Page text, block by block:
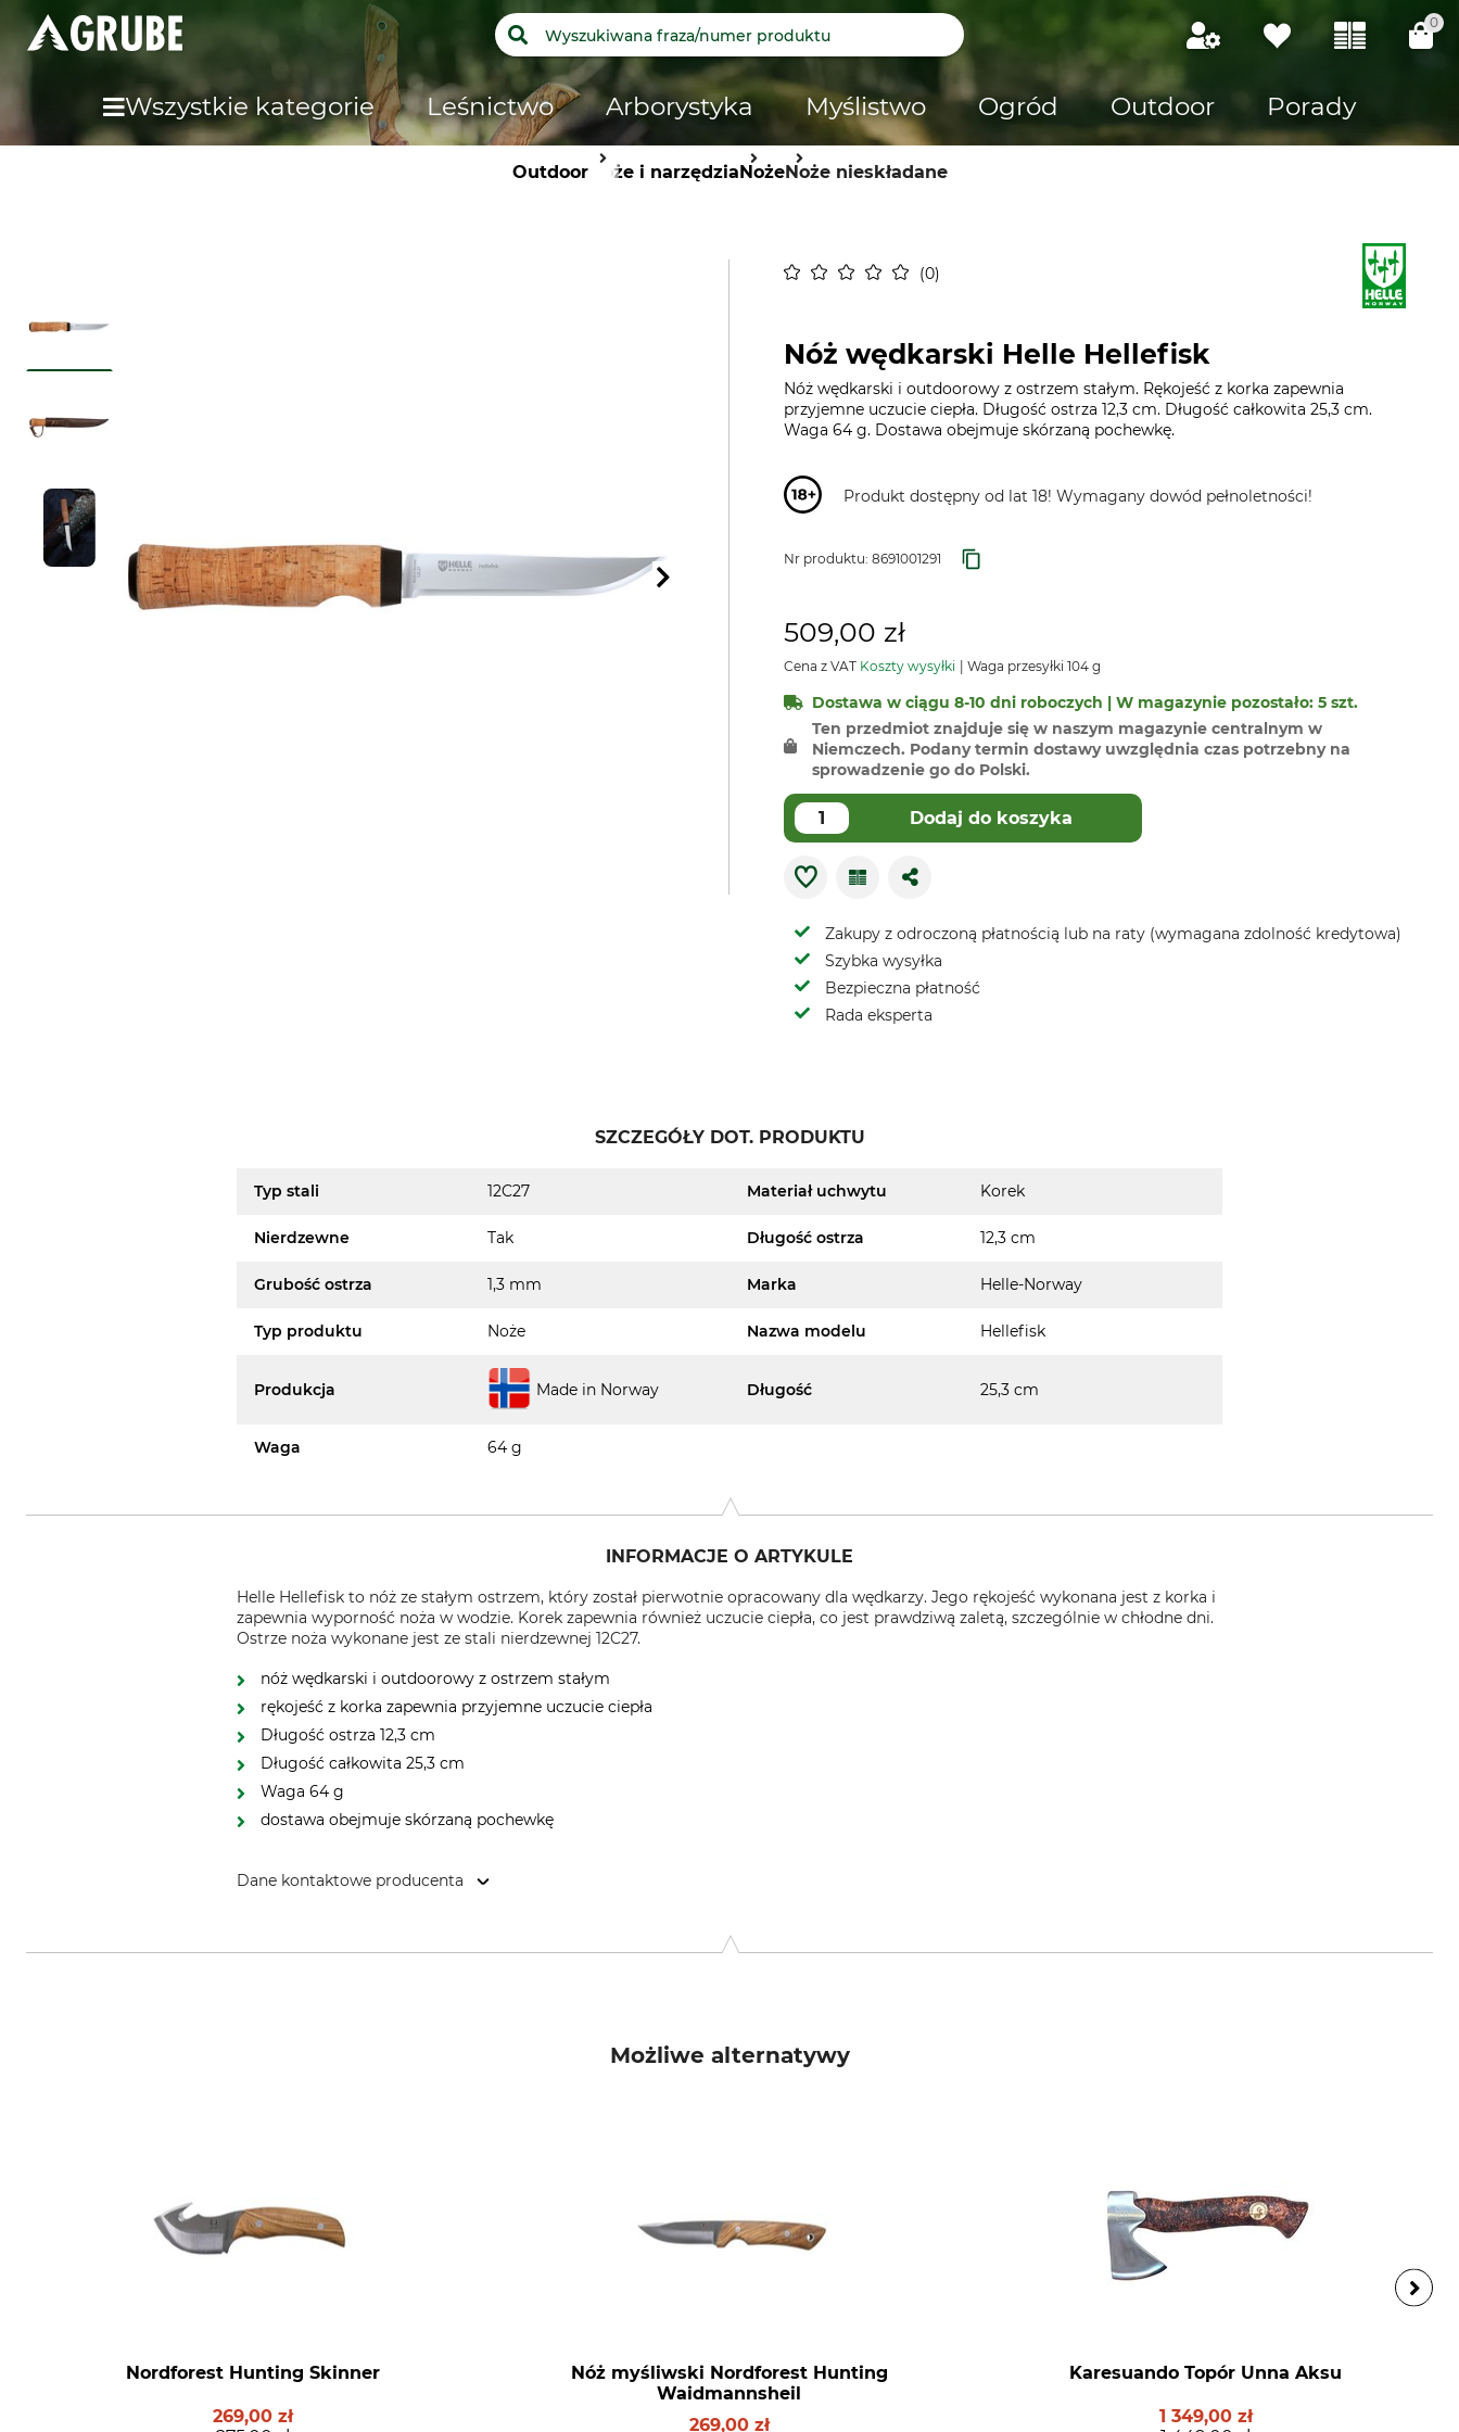
0
Wszystkie kategorie Leśnictwo Arborystyka Myślistwo Ogród Outdoor Porady
OutdoorNoże i narzędziaNożeNoże nieskładane
0
Nóż wędkarski Helle Hellefisk
Nóż wędkarski i outdoorowy z ostrzem stałym. Rękojeść z korka zapewnia
przyjemne uczucie ciepła. Długość ostrza 12,3 cm. Długość całkowita 25,3 cm.
Waga 64 g. Dostawa obejmuje skórzaną pochewkę.
Produkt dostępny od lat 18! Wymagany dowód pełnoletności!
Nr produktu: 8691001291
509,00 zł
Cena z VAT Koszty wysyłki Waga przesyłki 104 g
Dostawa w ciągu 8-10 dni roboczych | W magazynie pozostało: 5 szt.
Ten przedmiot znajduje się w naszym magazynie centralnym w
Niemczech. Podany termin dostawy uwzględnia czas potrzebny na
sprowadzenie go do Polski.
Dodaj do koszyka
Zakupy z odroczoną płatnością lub na raty (wymagana zdolność kredytowa)
Szybka wysyłka
Bezpieczna płatność
Rada eksperta
SZCZEGÓŁY DOT. PRODUKTU
Typ stali 12C27 Materiał uchwytu Korek
Nierdzewne Tak Długość ostrza 12,3 cm
Grubość ostrza 1,3 mm Marka Helle-Norway
Typ produktu Noże Nazwa modelu Hellefisk
Produkcja Made in Norway Długość 25,3 cm
Waga 64 g
INFORMACJE O ARTYKULE
Helle Hellefisk to nóż ze stałym ostrzem, który został pierwotnie opracowany dla wędkarzy. Jego rękojeść wykonana jest z korka i
zapewnia wyporność noża w wodzie. Korek zapewnia również uczucie ciepła, co jest prawdziwą zaletą, szczególnie w chłodne dni.
Ostrze noża wykonane jest ze stali nierdzewnej 12C27.
nóż wędkarski i outdoorowy z ostrzem stałym
rękojeść z korka zapewnia przyjemne uczucie ciepła
Długość ostrza 12,3 cm
Długość całkowita 25,3 cm
Waga 64 g
dostawa obejmuje skórzaną pochewkę
Dane kontaktowe producenta
Możliwe alternatywy
Nordforest Hunting Skinner
269,00 zł
Nóż myśliwski Nordforest Hunting
Waidmannsheil
269,00 zł
Karesuando Topór Unna Aksu
1 349,00 zł